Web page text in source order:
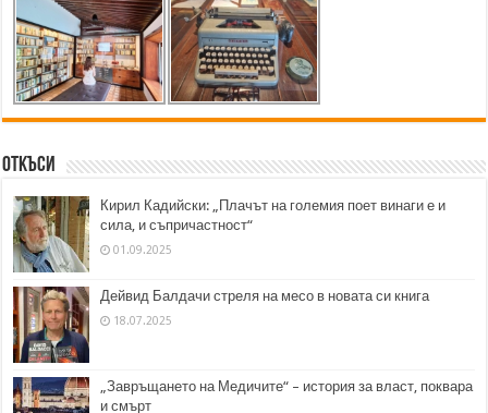
Откъси
Кирил Кадийски: „Плачът на големия поет винаги е и
сила, и съпричастност“
01.09.2025
Дейвид Балдачи стреля на месо в новата си книга
18.07.2025
„Завръщането на Медичите“ – история за власт, поквара
и смърт